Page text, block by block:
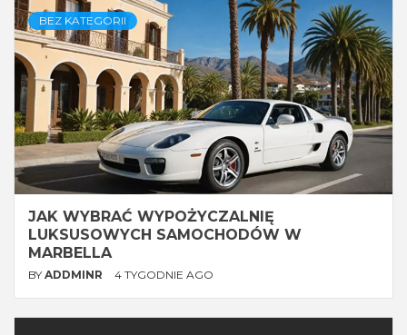
BEZ KATEGORII
JAK WYBRAĆ WYPOŻYCZALNIĘ
LUKSUSOWYCH SAMOCHODÓW W
MARBELLA
BY ADDMINR 4 TYGODNIE AGO